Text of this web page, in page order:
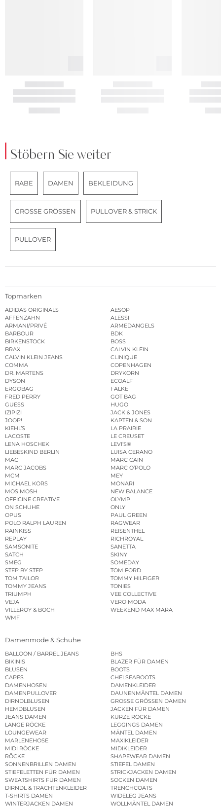
Stöbern Sie weiter
RABE DAMEN BEKLEIDUNG
GROSSE GRÖSSEN PULLOVER & STRICK
PULLOVER
Topmarken
ADIDAS ORIGINALS
AESOP
AFFENZAHN
ALESSI
ARMANI/PRIVÉ
ARMEDANGELS
BARBOUR
BDK
BIRKENSTOCK
BOSS
BRAX
CALVIN KLEIN
CALVIN KLEIN JEANS
CLINIQUE
COMMA
COPENHAGEN
DR. MARTENS
DRYKORN
DYSON
ECOALF
ERGOBAG
FALKE
FRED PERRY
GOT BAG
GUESS
HUGO
IZIPIZI
JACK & JONES
JOOP!
KAPTEN & SON
KIEHL’S
LA PRAIRIE
LACOSTE
LE CREUSET
LENA HOSCHEK
LEVI’S®
LIEBESKIND BERLIN
LUISA CERANO
MAC
MARC CAIN
MARC JACOBS
MARC O’POLO
MCM
MEY
MICHAEL KORS
MONARI
MOS MOSH
NEW BALANCE
OFFICINE CREATIVE
OLYMP
ON SCHUHE
ONLY
OPUS
PAUL GREEN
POLO RALPH LAUREN
RAGWEAR
RAINKISS
REISENTHEL
REPLAY
RICHROYAL
SAMSONITE
SANETTA
SATCH
SKINY
SMEG
SOMEDAY
STEP BY STEP
TOM FORD
TOM TAILOR
TOMMY HILFIGER
TOMMY JEANS
TONIES
TRIUMPH
VEE COLLECTIVE
VEJA
VERO MODA
VILLEROY & BOCH
WEEKEND MAX MARA
WMF
Damenmode & Schuhe
BALLOON / BARREL JEANS
BHS
BIKINIS
BLAZER FÜR DAMEN
BLUSEN
BOOTS
CAPES
CHELSEABOOTS
DAMENHOSEN
DAMENKLEIDER
DAMENPULLOVER
DAUNENMÄNTEL DAMEN
DIRNDLBLUSEN
GROSSE GRÖSSEN DAMEN
HEMDBLUSEN
JACKEN FÜR DAMEN
JEANS DAMEN
KURZE RÖCKE
LANGE RÖCKE
LEGGINGS DAMEN
LOUNGEWEAR
MÄNTEL DAMEN
MARLENEHOSE
MAXIKLEIDER
MIDI RÖCKE
MIDIKLEIDER
RÖCKE
SHAPEWEAR DAMEN
SONNENBRILLEN DAMEN
STIEFEL DAMEN
STIEFELETTEN FÜR DAMEN
STRICKJACKEN DAMEN
SWEATSHIRTS FÜR DAMEN
SOCKEN DAMEN
DIRNDL & TRACHTENKLEIDER
TRENCHCOATS
T-SHIRTS DAMEN
WIDELEG JEANS
WINTERJACKEN DAMEN
WOLLMÄNTEL DAMEN